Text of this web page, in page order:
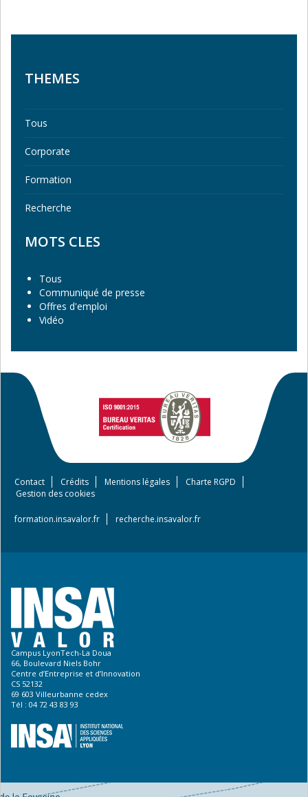
THEMES
Tous
Corporate
Formation
Recherche
MOTS CLES
Tous
Communiqué de presse
Offres d'emploi
Vidéo
Footer
Contact Crédits Mentions légales
Charte RGPD
Gestion des cookies
formation.insavalor.fr recherche.insavalor.fr
Campus LyonTech-La Doua
66, Boulevard Niels Bohr
Centre d’Entreprise et d’Innovation
CS 52132
69 603 Villeurbanne cedex
Tél : 04 72 43 83 93